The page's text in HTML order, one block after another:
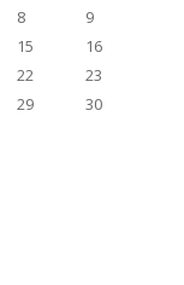
8
9
15
16
22
23
29
30